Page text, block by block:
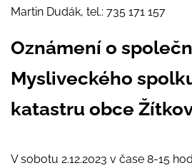
Martin Dudák, tel.: 735 171 157
Oznámení o
Mysliveckého
katastru obce
V sobotu 2.12.2023 v čase 8-15